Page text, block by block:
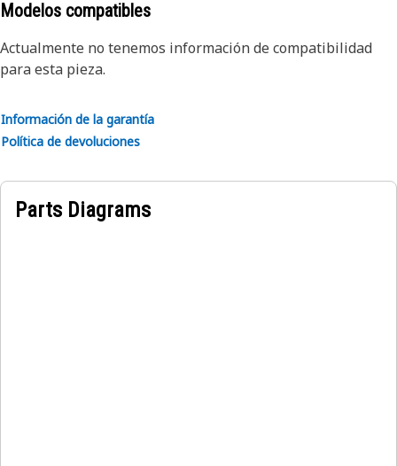
Modelos compatibles
Actualmente no tenemos información de compatibilidad
para esta pieza.
Información de la garantía
Política de devoluciones
Parts Diagrams